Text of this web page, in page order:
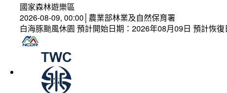
國家森林遊樂區
2026-08-09, 00:00│農業部林業及自然保育署
白海豚颱風休園 預計開始日期：2026年08月09日 預計恢